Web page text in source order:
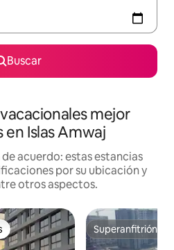
Buscar
mejor
en Islas Amwaj
acuerdo: estas estancias
por su ubicación y
otros aspectos.
Superanfitrión
Superanfitrión